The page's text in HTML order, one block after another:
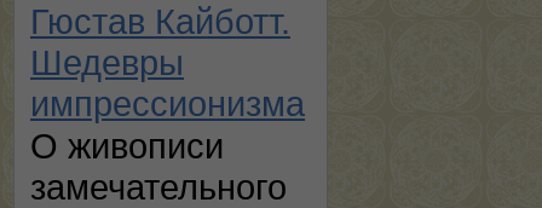
Гюстав Кайботт.
Шедевры
импрессионизма
О живописи
замечательного